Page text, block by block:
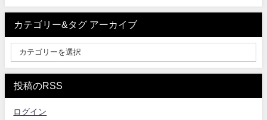
カテゴリー&タグ アーカイブ
投稿のRSS
ログイン